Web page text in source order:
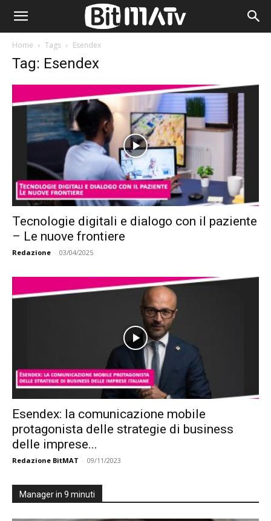
Home Tags Esendex
Tag: Esendex
Tecnologie digitali e dialogo con il paziente
– Le nuove frontiere
Redazione - 03/04/2025
Esendex: la comunicazione mobile
protagonista delle strategie di business
delle imprese...
Redazione BitMAT - 09/11/2023
Manager in 9 minuti